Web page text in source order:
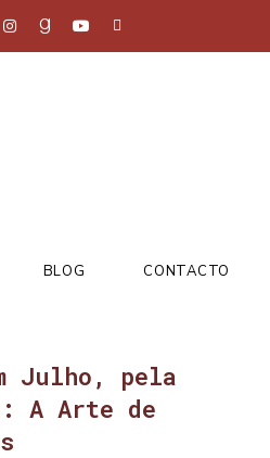
BLOG CONTACTO
Julho, pela
A Arte de